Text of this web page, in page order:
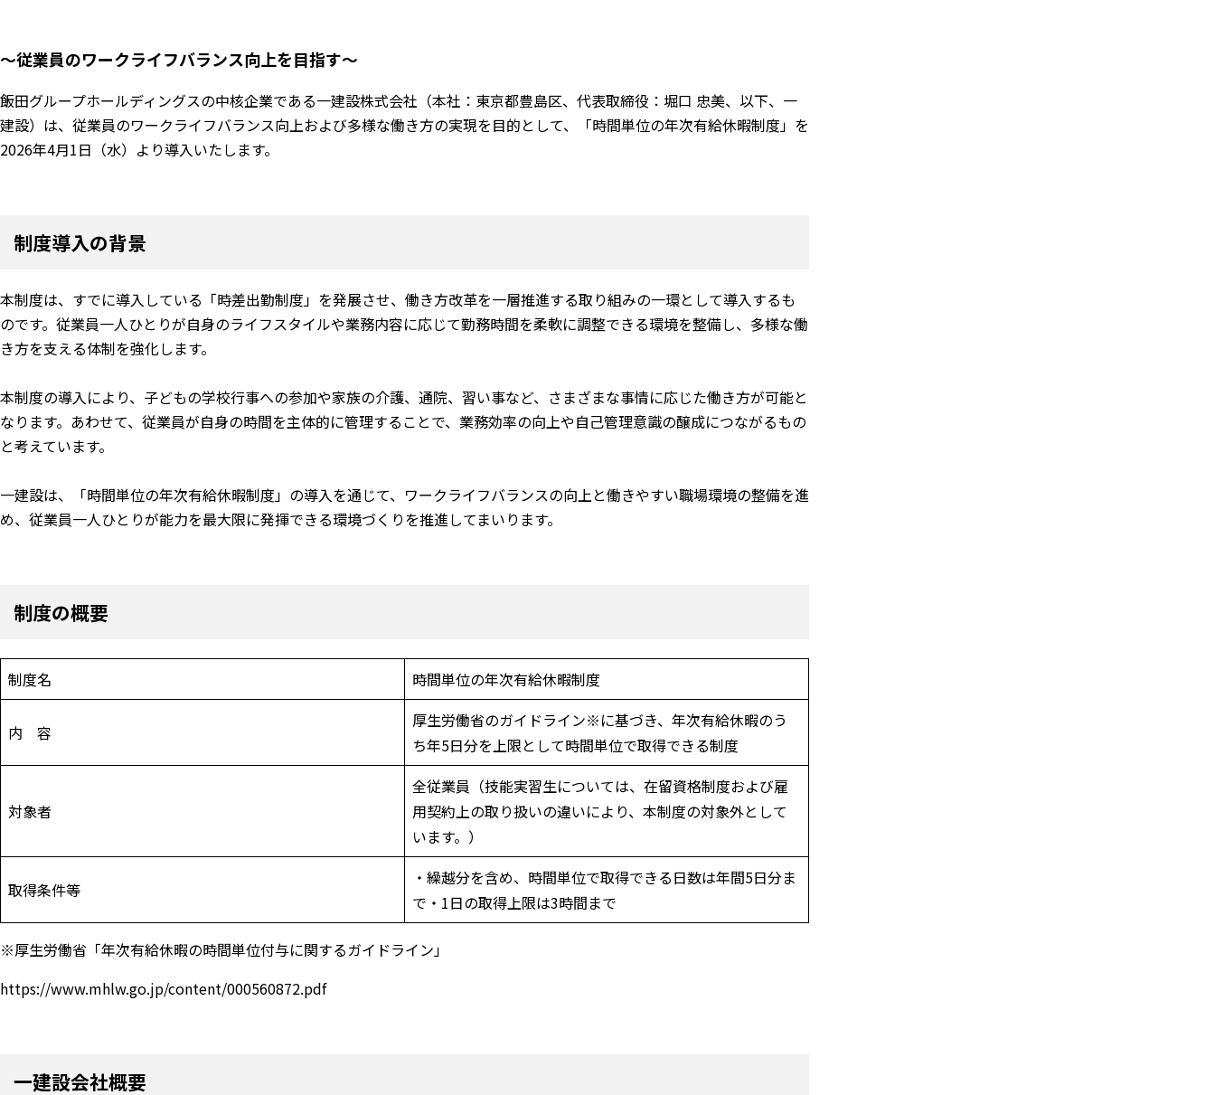
～従業員のワークライフバランス向上を目指す～
飯田グループホールディングスの中核企業である一建設株式会社（本社：東京都豊島区、代表取締役：堀口 忠美、以下、一
建設）は、従業員のワークライフバランス向上および多様な働き方の実現を目的として、「時間単位の年次有給休暇制度」を
2026年4月1日（水）より導入いたします。
制度導入の背景
本制度は、すでに導入している「時差出勤制度」を発展させ、働き方改革を一層推進する取り組みの一環として導入するも
のです。従業員一人ひとりが自身のライフスタイルや業務内容に応じて勤務時間を柔軟に調整できる環境を整備し、多様な働
き方を支える体制を強化します。
本制度の導入により、子どもの学校行事への参加や家族の介護、通院、習い事など、さまざまな事情に応じた働き方が可能と
なります。あわせて、従業員が自身の時間を主体的に管理することで、業務効率の向上や自己管理意識の醸成につながるもの
と考えています。
一建設は、「時間単位の年次有給休暇制度」の導入を通じて、ワークライフバランスの向上と働きやすい職場環境の整備を進
め、従業員一人ひとりが能力を最大限に発揮できる環境づくりを推進してまいります。
制度の概要
制度名 時間単位の年次有給休暇制度
内 容
厚生労働省のガイドライン※に基づき、年次有給休暇のう
ち年5日分を上限として時間単位で取得できる制度
対象者
全従業員（技能実習生については、在留資格制度および雇
用契約上の取り扱いの違いにより、本制度の対象外として
います。）
取得条件等
・繰越分を含め、時間単位で取得できる日数は年間5日分ま
で・1日の取得上限は3時間まで
※厚生労働省「年次有給休暇の時間単位付与に関するガイドライン」
https://www.mhlw.go.jp/content/000560872.pdf
一建設会社概要